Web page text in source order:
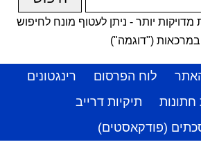
יותר - ניתן לעטוף מונח לחיפוש
במרכאות ("דוגמה")
לוח הפרסום
רינגטונים
תיקיות דרייב
(פודקאסטים)